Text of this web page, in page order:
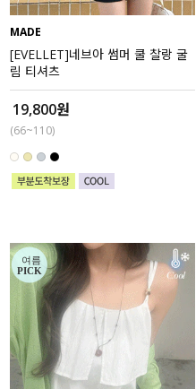
아우터
스커트
언더웨어/파자마
코디템
FIT ZOOM
MADE
[EVELLET]네브아 썸머 쿨 찰랑 굴
림 티셔츠
19,800원
(66~110)